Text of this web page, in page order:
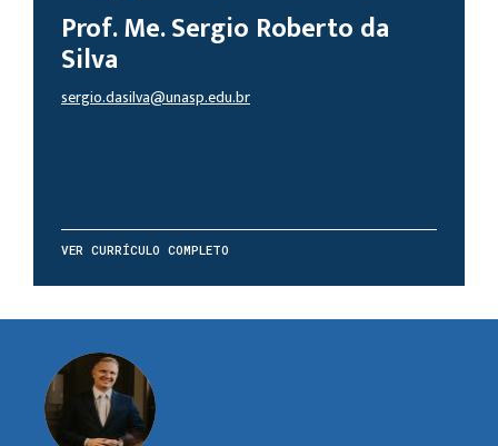
Prof. Me. Sergio Roberto da
Silva
sergio.dasilva@unasp.edu.br
VER CURRÍCULO COMPLETO